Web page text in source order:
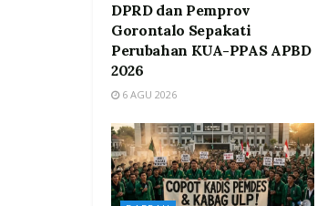
DPRD dan Pemprov
Gorontalo Sepakati
Perubahan KUA-PPAS APBD
2026
6 AGU 2026